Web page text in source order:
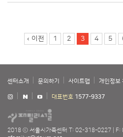
‹ 이전 1 2 3 4 5
센터소개 문의하기 사이트맵 개인정보
대표번호 1577-9337
2018 ⓒ 서울시가족센터 T: 02-318-0227
F: